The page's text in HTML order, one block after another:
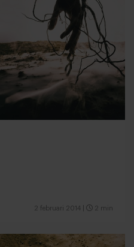
2 februari 2014 2 min